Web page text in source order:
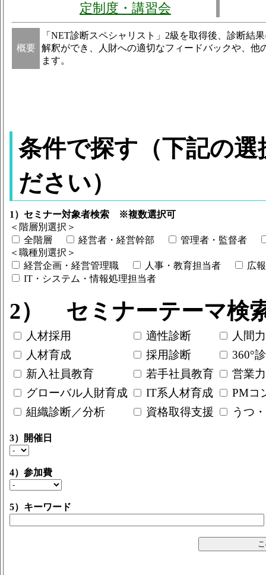
定制度・講習会
概要
「NET診断スペシャリスト」2級を取得後、診断結
解釈ができ、人財への適切なフィードバックや、
ます。
条件で探す（下記の
ださい）
1）セミナー対象者検索 ※複数選択可
＜階層別選択＞
全階層
経営者・経営幹部
管理者・監督者
＜職種別選択＞
経営企画・経営管理職
人事・教育担当者
広
IT・システム・情報処理担当者
2） セミナーテーマ
人材採用 適性診断
人間
人材育成
採用診断
360°
新入社員教育
若手社員教育
営業
グローバル人財育成
IT系人材育成
PMコ
組織診断／分析
資格取得支援 うつ
3）開催日
4）参加費
5）キーワード